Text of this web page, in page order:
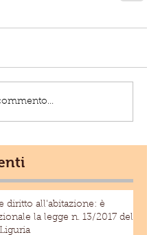
diritto all'abitazione: è
la legge n. 13/2017 della